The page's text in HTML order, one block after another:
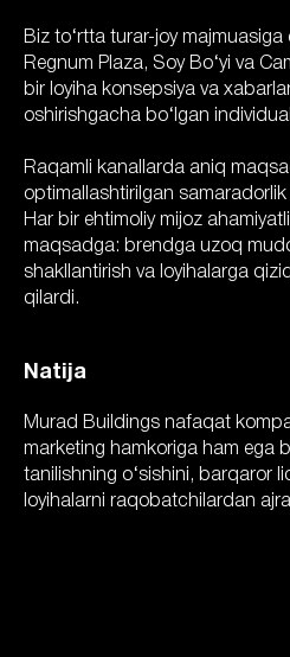
Biz to‘rtta turar-joy
Regnum Plaza, Soy Bo‘yi va
bir loyiha konsepsiya va
oshirishgacha bo‘lgan
Raqamli kanallarda aniq
optimallashtirilgan samaradorlik
Har bir ehtimoliy mijoz
maqsadga: brendga uzoq
shakllantirish va loyihalarga
qilardi.
Natija
Murad Buildings nafaqat
marketing hamkoriga ham ega
tanilishning o‘sishini, barqaror
loyihalarni raqobatchilardan